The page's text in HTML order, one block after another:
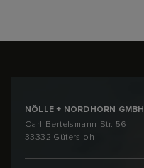
NÖLLE + NORDHORN GMBH
Carl-Bertelsmann-Str. 56
33332 Gütersloh